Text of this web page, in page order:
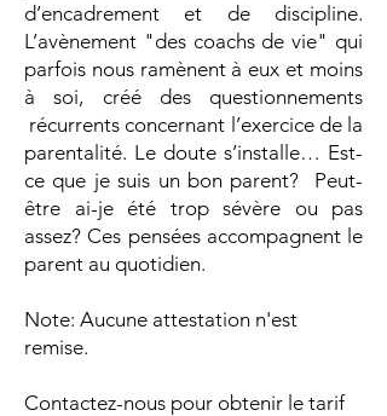
d’encadrement et de discipline.
L’avènement "des coachs de vie" qui
parfois nous ramènent à eux et moins
à soi, créé des questionnements
récurrents concernant l’exercice de la
parentalité. Le doute s’installe… Est-
ce que je suis un bon parent? Peut-
être ai-je été trop sévère ou pas
assez? Ces pensées accompagnent le
parent au quotidien.
Note: Aucune attestation n'est
remise.
Contactez-nous pour obtenir le tarif